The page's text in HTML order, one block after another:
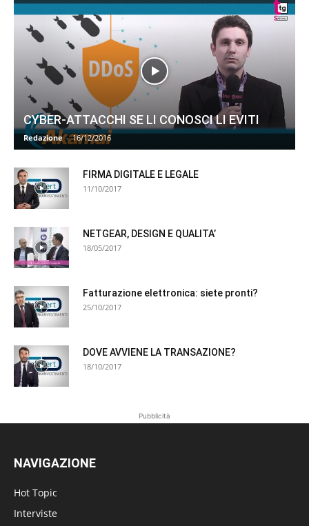
CYBER-ATTACCHI SE LI CONOSCI LI EVITI
Redazione - 16/12/2016
FIRMA DIGITALE E LEGALE
11/10/2017
NETGEAR, DESIGN E QUALITA’
18/05/2017
Fatturazione elettronica: siete pronti?
25/10/2017
DOVE AVVIENE LA TRANSAZIONE?
18/10/2017
Pubblicità
NAVIGAZIONE
Hot Topic
Interviste